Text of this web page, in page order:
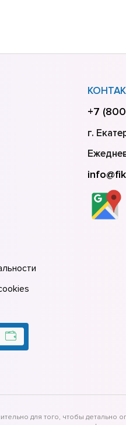
+7
г.
для того, чтобы детально